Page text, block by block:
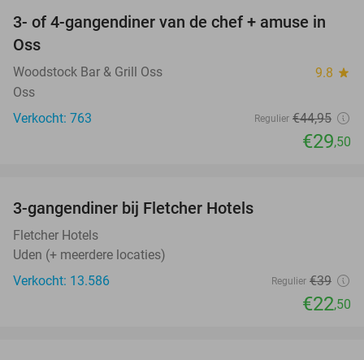
34%
3- of 4-gangendiner van de chef + amuse in
Oss
Woodstock Bar & Grill Oss 9.8 star
Oss
Verkocht: 763
Regulier €44,95
€29,50
3-gangendiner bij Fletcher Hotels
Fletcher Hotels
Uden (+ meerdere locaties)
Verkocht: 13.586
Regulier €39
€22,50